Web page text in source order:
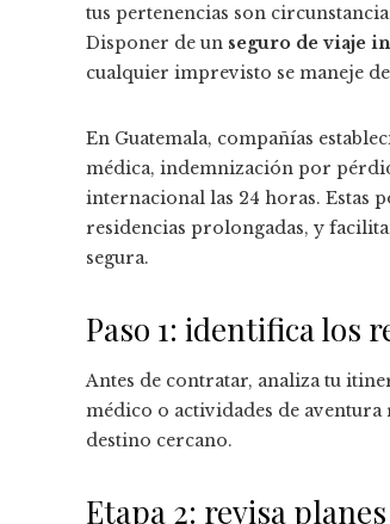
tus pertenencias son
Disponer de un seguro de viaje
cualquier imprevisto se maneje
En Guatemala, compañías
médica, indemnización por
internacional las 24 horas. Estas
residencias prolongadas, y
segura.
Paso 1: identifica los
Antes de contratar, analiza tu
médico o actividades de
destino cercano.
Etapa 2: revisa